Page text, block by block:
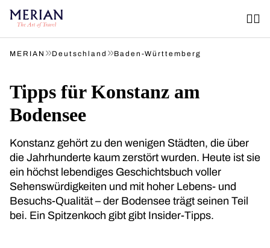
MERIAN »Deutschland »Baden-Württemberg
Tipps für Konstanz am
Bodensee
Konstanz gehört zu den wenigen Städten, die über
die Jahrhunderte kaum zerstört wurden. Heute ist sie
ein höchst lebendiges Geschichtsbuch voller
Sehenswürdigkeiten und mit hoher Lebens- und
Besuchs-Qualität – der Bodensee trägt seinen Teil
bei. Ein Spitzenkoch gibt gibt Insider-Tipps.